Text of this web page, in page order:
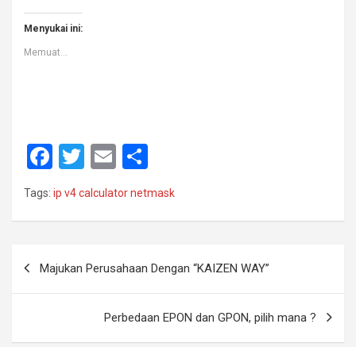
Menyukai ini:
Memuat...
F
a
ce
o
o
T
wi
tt
E
ail ar
Tags: ip v4 calculator netmask
Majukan Perusahaan Dengan “KAIZEN WAY”
Perbedaan EPON dan GPON, pilih mana ?